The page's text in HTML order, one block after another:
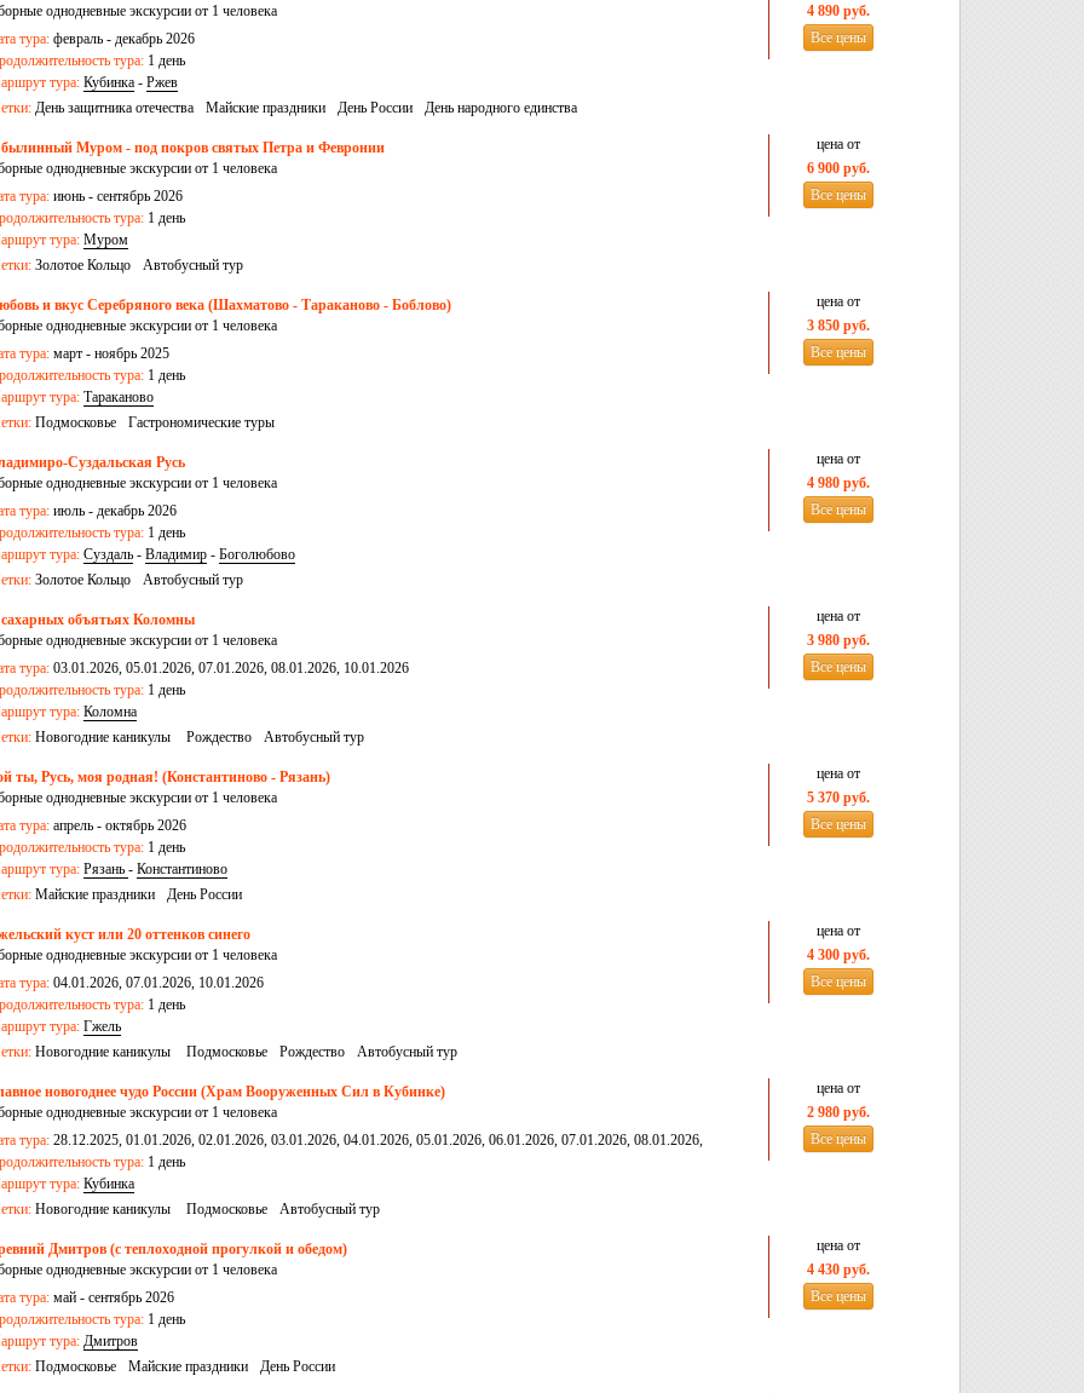
однодневные экскурсии от 1 человека
тура: февраль - декабрь 2026
тура: 1 день
тура: Кубинка - Ржев
День защитника отечества Майские праздники День России День народного единства
4 890 руб.
Все цены
Муром - под покров святых Петра и Февронии
однодневные экскурсии от 1 человека
тура: июнь - сентябрь 2026
тура: 1 день
тура: Муром
Золотое Кольцо Автобусный тур
цена от
6 900 руб.
Все цены
и вкус Серебряного века (Шахматово - Тараканово - Боблово)
однодневные экскурсии от 1 человека
тура: март - ноябрь 2025
тура: 1 день
тура: Тараканово
Подмосковье Гастрономические туры
цена от
3 850 руб.
Все цены
Суздальская Русь
однодневные экскурсии от 1 человека
тура: июль - декабрь 2026
тура: 1 день
тура: Суздаль - Владимир - Боголюбово
Золотое Кольцо Автобусный тур
цена от
4 980 руб.
Все цены
объятьях Коломны
однодневные экскурсии от 1 человека
тура: 03.01.2026, 05.01.2026, 07.01.2026, 08.01.2026, 10.01.2026
тура: 1 день
тура: Коломна
Новогодние каникулы Рождество Автобусный тур
цена от
3 980 руб.
Все цены
ты, Русь, моя родная! (Константиново - Рязань)
однодневные экскурсии от 1 человека
тура: апрель - октябрь 2026
тура: 1 день
тура: Рязань - Константиново
Майские праздники День России
цена от
5 370 руб.
Все цены
куст или 20 оттенков синего
однодневные экскурсии от 1 человека
тура: 04.01.2026, 07.01.2026, 10.01.2026
тура: 1 день
тура: Гжель
Новогодние каникулы Подмосковье Рождество Автобусный тур
цена от
4 300 руб.
Все цены
новогоднее чудо России (Храм Вооруженных Сил в Кубинке)
однодневные экскурсии от 1 человека
тура: 28.12.2025, 01.01.2026, 02.01.2026, 03.01.2026, 04.01.2026, 05.01.2026, 06.01.2026, 07.01.2026, 08.01.2026,
10.01.2026, 17.01.2026, 27.12.2026
тура: 1 день
тура: Кубинка
Новогодние каникулы Подмосковье Автобусный тур
цена от
2 980 руб.
Все цены
Дмитров (с теплоходной прогулкой и обедом)
однодневные экскурсии от 1 человека
тура: май - сентябрь 2026
тура: 1 день
тура: Дмитров
Подмосковье Майские праздники День России
цена от
4 430 руб.
Все цены